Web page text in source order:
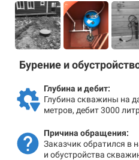
Бурение и
Глубина и дебит:
Глубина скважины на
метров, дебит 3000
Причина обращения:
Заказчик обратился в
и обустройства